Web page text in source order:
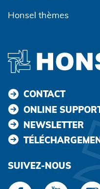
Honsel thèmes
CONTACT
ONLINE
NEWSLETTER
SUIVEZ-NOUS